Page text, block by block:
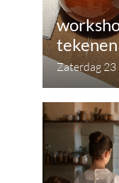
tekenen
Zaterdag